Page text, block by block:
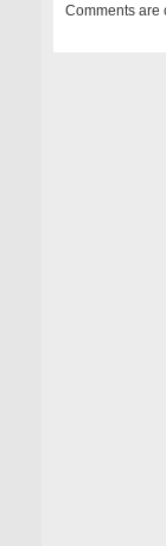
Comments are